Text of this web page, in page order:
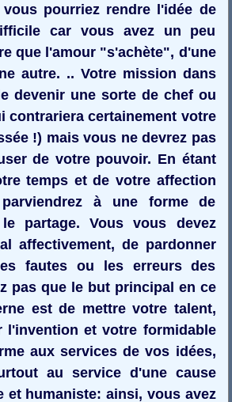
pourriez rendre l'idée de
car vous avez un peu
que l'amour "s'achète", d'une
autre. .. Votre mission dans
devenir une sorte de chef ou
contrariera certainement votre
!) mais vous ne devrez pas
de votre pouvoir. En étant
temps et de votre affection
à une forme de
partage. Vous vous devez
affectivement, de pardonner
fautes ou les erreurs des
pas que le but principal en ce
est de mettre votre talent,
l'invention et votre formidable
aux services de vos idées,
au service d'une cause
et humaniste: ainsi, vous avez